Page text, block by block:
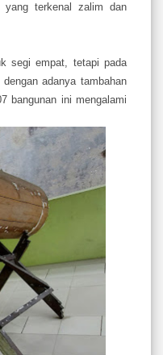
yang terkenal zalim dan
segi empat, tetapi pada
adanya tambahan
bangunan ini mengalami